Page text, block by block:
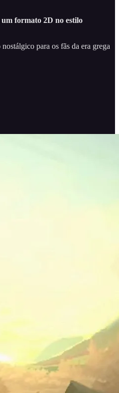
formato 2D no estilo
para os fãs da era grega